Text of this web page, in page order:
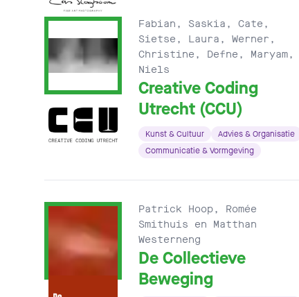
Fabian, Saskia, Cate,
Sietse, Laura, Werner,
Christine, Defne, Maryam,
Niels
Creative Coding
Utrecht (CCU)
Kunst & Cultuur
Advies & Organisatie
Communicatie & Vormgeving
Patrick Hoop, Romée
Smithuis en Matthan
Westerneng
De Collectieve
Beweging